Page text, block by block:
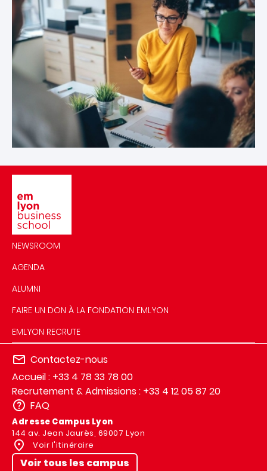
NEWSROOM
AGENDA
ALUMNI
FAIRE UN DON À LA FONDATION EMLYON
EMLYON RECRUTE
Contactez-nous
Accueil : +33 4 78 33 78 00
Recrutement & Admissions : +33 4 12 05 87 20
FAQ
Adresse Campus Lyon
144 av. Jean Jaurès, 69007 Lyon
Voir l'itinéraire
Voir tous les campus